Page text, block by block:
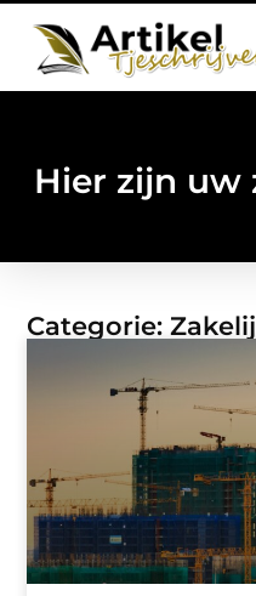
Hier zijn uw
Categorie: